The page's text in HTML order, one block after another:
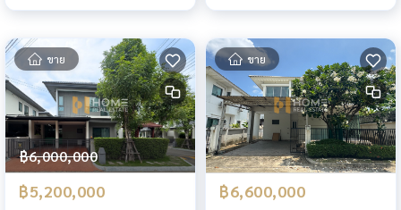
ขาย
฿6,000,000
฿5,200,000
ขาย
฿6,600,000